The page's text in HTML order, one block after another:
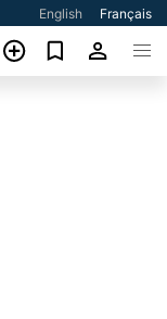
English Français